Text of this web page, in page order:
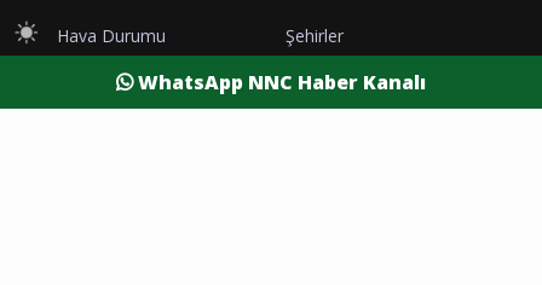
Hava Durumu Şehirler
Burdur Son Dakika Antalya Son Dakika
WhatsApp NNC Haber Kanalı